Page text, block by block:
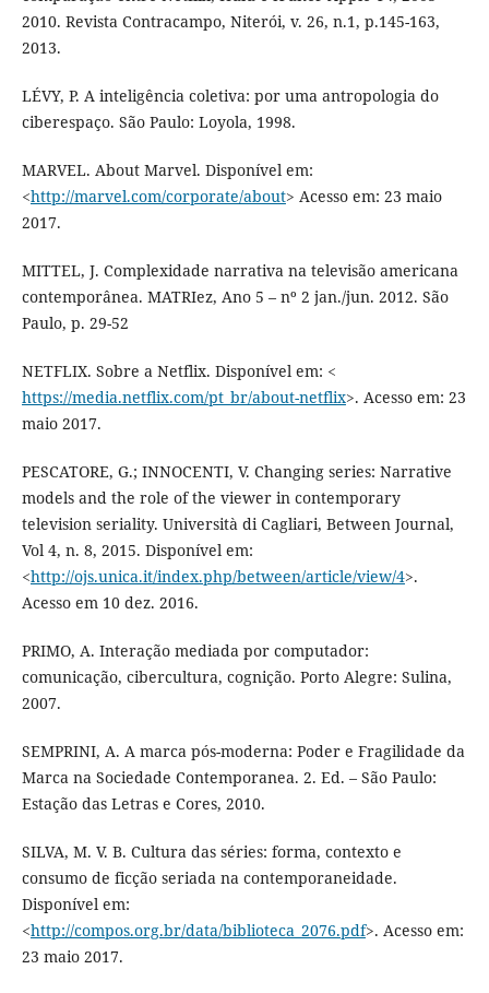
2010. Revista Contracampo, Niterói, v. 26, n.1, p.145-163,
2013.
LÉVY, P. A inteligência coletiva: por uma antropologia do
ciberespaço. São Paulo: Loyola, 1998.
MARVEL. About Marvel. Disponível em:
<http://marvel.com/corporate/about> Acesso em: 23 maio
2017.
MITTEL, J. Complexidade narrativa na televisão americana
contemporânea. MATRIez, Ano 5 – nº 2 jan./jun. 2012. São
Paulo, p. 29-52
NETFLIX. Sobre a Netflix. Disponível em: <
https://media.netflix.com/pt_br/about-netflix>. Acesso em: 23
maio 2017.
PESCATORE, G.; INNOCENTI, V. Changing series: Narrative
models and the role of the viewer in contemporary
television seriality. Università di Cagliari, Between Journal,
Vol 4, n. 8, 2015. Disponível em:
<http://ojs.unica.it/index.php/between/article/view/4>.
Acesso em 10 dez. 2016.
PRIMO, A. Interação mediada por computador:
comunicação, cibercultura, cognição. Porto Alegre: Sulina,
2007.
SEMPRINI, A. A marca pós-moderna: Poder e Fragilidade da
Marca na Sociedade Contemporanea. 2. Ed. – São Paulo:
Estação das Letras e Cores, 2010.
SILVA, M. V. B. Cultura das séries: forma, contexto e
consumo de ficção seriada na contemporaneidade.
Disponível em:
<http://compos.org.br/data/biblioteca_2076.pdf>. Acesso em:
23 maio 2017.